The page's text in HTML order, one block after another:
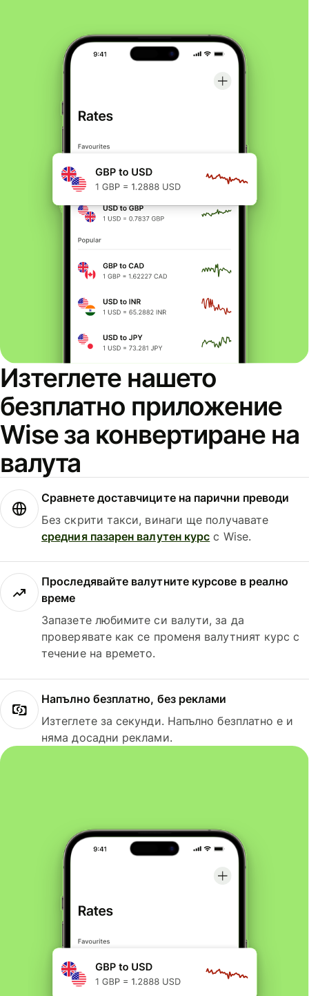
Изтеглете нашето
безплатно приложение
Wise за конвертиране на
валута
Сравнете доставчиците на парични преводи
Без скрити такси, винаги ще получавате
средния пазарен валутен курс с Wise.
Проследявайте валутните курсове в реално
време
Запазете любимите си валути, за да
проверявате как се променя валутният курс с
течение на времето.
Напълно безплатно, без реклами
Изтеглете за секунди. Напълно безплатно е и
няма досадни реклами.